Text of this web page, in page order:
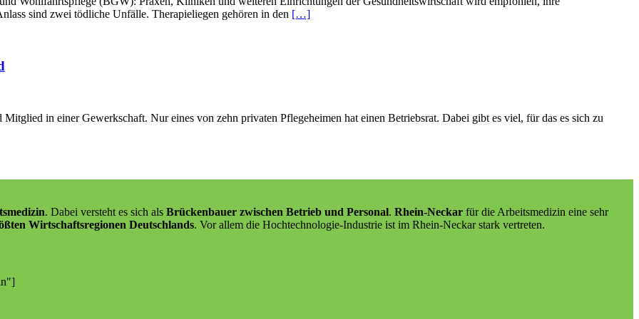
sind zwei tödliche Unfälle. Therapieliegen gehören in den […]
in einer Gewerkschaft. Nur eines von zehn privaten Pflegeheimen hat einen Betriebsrat. Dabei gibt es viel, für das es sich zu
. Dabei versteht es sich als Brückenbauer zwischen Betrieb und Personal. Rhein-Neckar für die Arbeitsmedizin eine sehr
Wirtschaftsregionen Deutschlands. Vor allem die Hochtechnologie-Industrie ist im Rhein-Neckar stark vertreten.